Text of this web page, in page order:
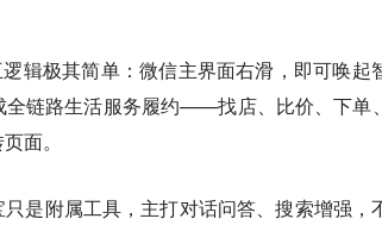
辑极其简单：微信主界面右滑，即可唤起
全链路生活服务履约——找店、比价、下单
面。
是附属工具，主打对话问答、搜索增强，